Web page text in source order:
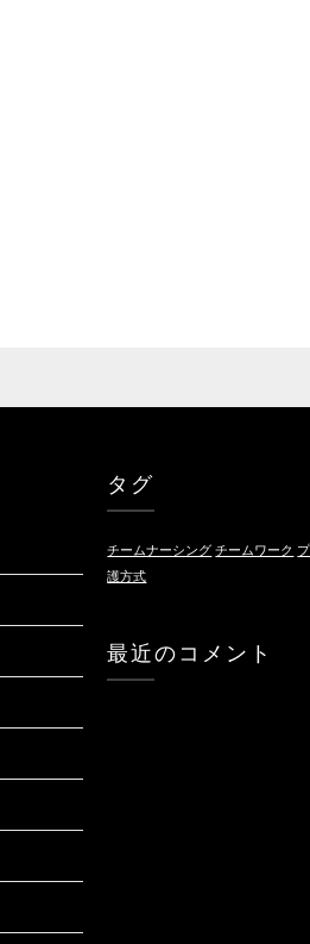
タグ
チームナーシング チームワーク
護方式
最近のコメント